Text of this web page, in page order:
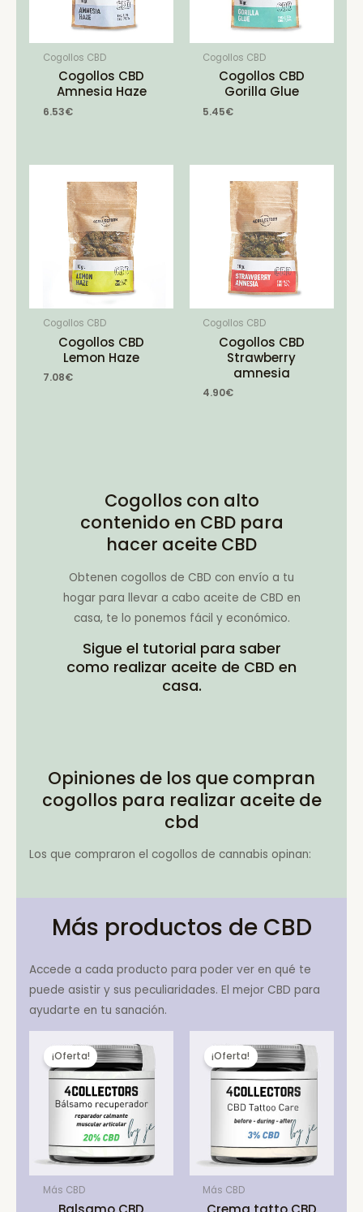
Cogollos CBD
Cogollos CBD
Amnesia Haze
6.53€
Cogollos CBD
Cogollos CBD
Gorilla Glue
5.45€
Cogollos CBD
Cogollos CBD
Lemon Haze
7.08€
Cogollos CBD
Cogollos CBD
Strawberry
amnesia
4.90€
Cogollos con alto
contenido en CBD para
hacer aceite CBD
Obtenen cogollos de CBD con envío a tu
hogar para llevar a cabo aceite de CBD en
casa, te lo ponemos fácil y económico.
Sigue el tutorial para saber
como realizar aceite de CBD en
casa.
Opiniones de los que compran
cogollos para realizar aceite de
cbd
Los que compraron el cogollos de cannabis opinan:
Más productos de CBD
Accede a cada producto para poder ver en qué te
puede asistir y sus peculiaridades. El mejor CBD para
ayudarte en tu sanación.
¡Oferta!
Más CBD
¡Oferta!
Más CBD